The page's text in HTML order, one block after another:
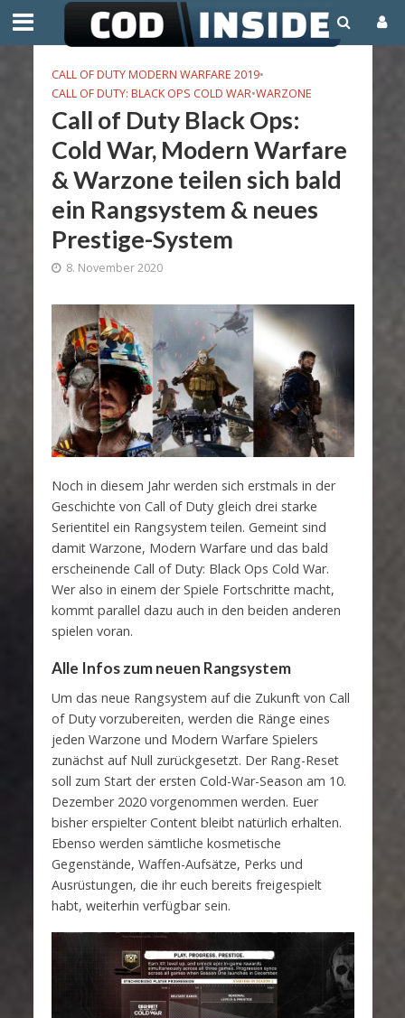
CALL OF DUTY MODERN WARFARE 2019•
CALL OF DUTY: BLACK OPS COLD WAR•WARZONE
Call of Duty Black Ops:
Cold War, Modern Warfare
& Warzone teilen sich bald
ein Rangsystem & neues
Prestige-System
8. November 2020
Noch in diesem Jahr werden sich erstmals in der
Geschichte von Call of Duty gleich drei starke
Serientitel ein Rangsystem teilen. Gemeint sind
damit Warzone, Modern Warfare und das bald
erscheinende Call of Duty: Black Ops Cold War.
Wer also in einem der Spiele Fortschritte macht,
kommt parallel dazu auch in den beiden anderen
spielen voran.
Alle Infos zum neuen Rangsystem
Um das neue Rangsystem auf die Zukunft von Call
of Duty vorzubereiten, werden die Ränge eines
jeden Warzone und Modern Warfare Spielers
zunächst auf Null zurückgesetzt. Der Rang-Reset
soll zum Start der ersten Cold-War-Season am 10.
Dezember 2020 vorgenommen werden. Euer
bisher erspielter Content bleibt natürlich erhalten.
Ebenso werden sämtliche kosmetische
Gegenstände, Waffen-Aufsätze, Perks und
Ausrüstungen, die ihr euch bereits freigespielt
habt, weiterhin verfügbar sein.